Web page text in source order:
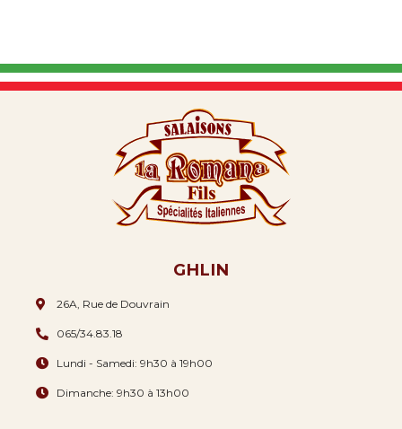
GHLIN
26A, Rue de Douvrain
065/34.83.18
Lundi - Samedi: 9h30 à 19h00
Dimanche: 9h30 à 13h00